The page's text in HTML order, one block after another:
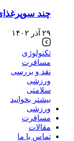
چند
۲۹ آذر ۱۴۰۲
تکنولوژی
مسافرت
نقد و بررسی
ورزشی
سلامتی
بیشتر بخوانید
ورزشی
مسافرت
مقالات
تماس با ما